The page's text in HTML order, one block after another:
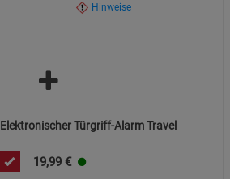
Hinweise
Elektronischer Türgriff-Alarm Travel
19,99 €